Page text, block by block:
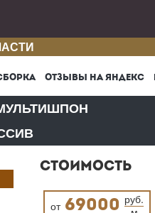
ОТЗЫВЫ НА ЯНДЕКС
СТОИМОСТЬ
от 69000 руб.